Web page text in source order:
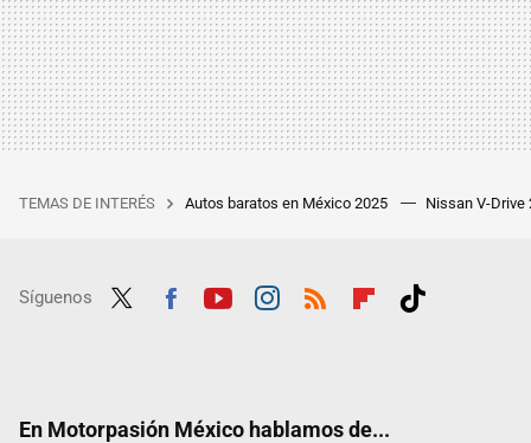
TEMAS DE INTERÉS Autos baratos en México 2025 Nissan V-Drive
Síguenos
En Motorpasión México hablamos de...